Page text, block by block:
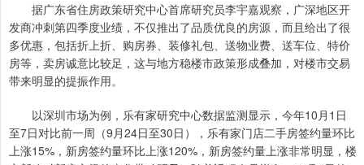
据广东省住房政策研究中心首席研究员李宇嘉观察，广深地区开
发商冲刺第四季度业绩，不仅推出了品质优良的房源，而且给出了很
多优惠，包括折上折、购房券、装修礼包、送物业费、送车位、特价
房等，卖房诚意比较足，这与地方稳楼市政策形成叠加，对楼市交易
带来明显的提振作用。
以深圳市场为例，乐有家研究中心数据监测显示，今年10月1日
至7日对比前一周（9月24日至30日），乐有家门店二手房签约量环比
上涨15%，新房签约量环比上涨120%，新房签约量上涨非常明显，楼